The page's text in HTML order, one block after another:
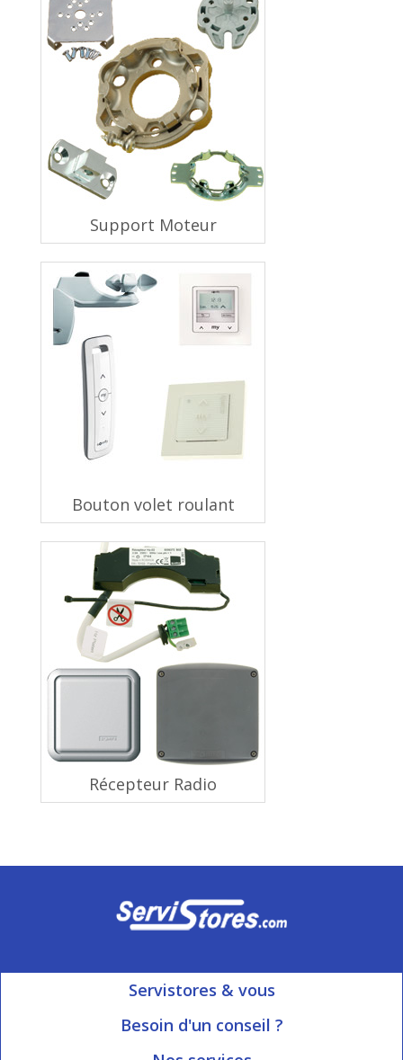
Support Moteur
Bouton volet roulant
Récepteur Radio
Servistores & vous
Mon compte
Besoin d'un conseil ?
Ouvert du Lundi au Vendredi